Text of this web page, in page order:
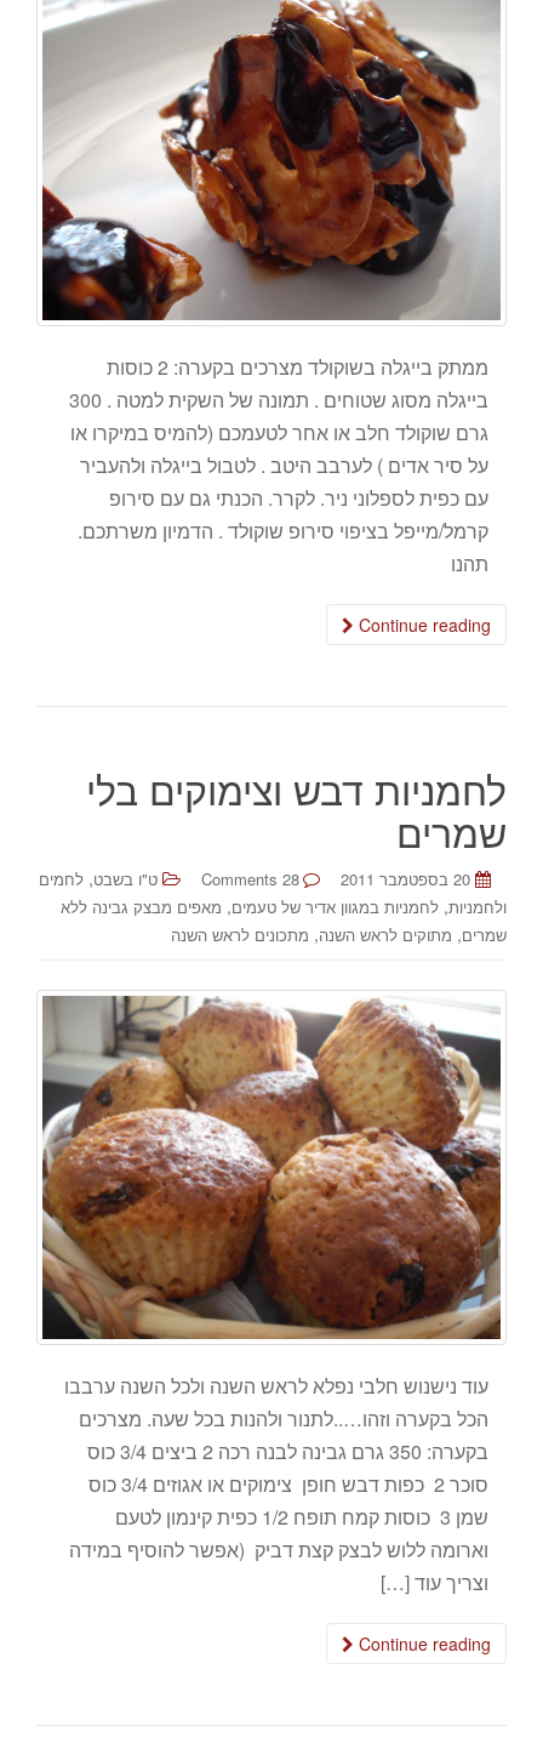
ממתק בייגלה בשוקולד מצרכים בקערה: 2 כוסות
בייגלה מסוג שטוחים . תמונה של השקית למטה . 300
גרם שוקולד חלב או אחר לטעמכם (להמיס במיקרו או
על סיר אדים ) לערבב היטב . לטבול בייגלה ולהעביר
עם כפית לספלוני ניר. לקרר. הכנתי גם עם סירופ
קרמל/מייפל בציפוי סירופ שוקולד . הדמיון משרתכם.
תהנו
Continue reading
לחמניות דבש וצימוקים בלי
שמרים
20 בספטמבר 2011 28 Comments ט"ו בשבט, לחמים
ולחמניות, לחמניות במגוון אדיר של טעמים, מאפים מבצק גבינה ללא
שמרים, מתוקים לראש השנה, מתכונים לראש השנה
עוד נישנוש חלבי נפלא לראש השנה ולכל השנה ערבבו
הכל בקערה וזהו…..לתנור ולהנות בכל שעה. מצרכים
בקערה: 350 גרם גבינה לבנה רכה 2 ביצים 3/4 כוס
סוכר 2 כפות דבש חופן צימוקים או אגוזים 3/4 כוס
שמן 3 כוסות קמח תופח 1/2 כפית קינמון לטעם
וארומה ללוש לבצק קצת דביק (אפשר להוסיף במידה
וצריך עוד […]
Continue reading